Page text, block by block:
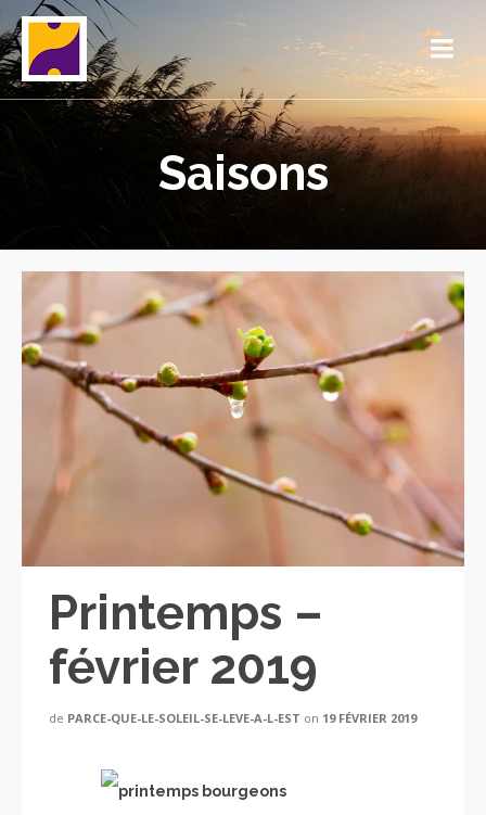
Saisons
Printemps –
février 2019
de PARCE-QUE-LE-SOLEIL-SE-LEVE-A-L-EST on 19 FÉVRIER 2019